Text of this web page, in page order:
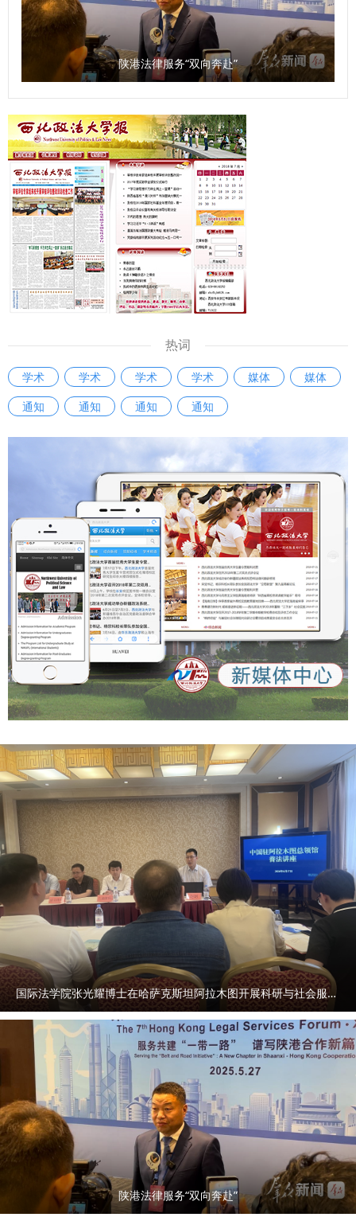
9 高碧瑶 国际法学院 （国际仲裁学院） 俄罗斯联邦总统直属
国民经济与国家行政学院 联合培养硕士 研究生 10 魏颖婕 法
治学院 法律硕士教育学院 俄罗斯联邦总统直属国民经济与国
家行政学院 联合培养硕士 研究生 11 韩欣桐 国家安全学院
培养硕士 研究生 12 张佳茵 商学院（管理学院） 俄罗斯联邦
总统直属国民经济与国家行政学院 联合培养硕士 研究生 （供
稿：国际交流与合作处 撰稿：王梦琳 审核：陈梦琦）
陕港法律服务“双向奔赴”
热词
学术 学术 学术 学术 媒体
媒体
通知
通知 通知 通知
国际法学院张光耀博士在哈萨克斯坦阿拉木图开展科研与社会服务活动
陕港法律服务“双向奔赴”